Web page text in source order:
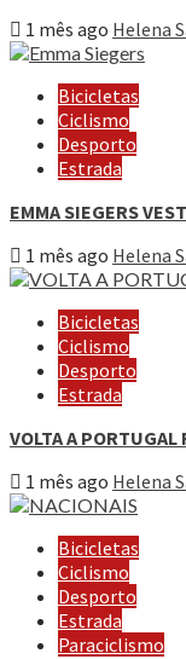
1 mês ago Helena
Bicicletas
Ciclismo
Desporto
Estrada
EMMA SIEGERS
1 mês ago Helena
Bicicletas
Ciclismo
Desporto
Estrada
VOLTA A PORTUGAL
1 mês ago Helena
Bicicletas
Ciclismo
Desporto
Estrada
Paraciclismo